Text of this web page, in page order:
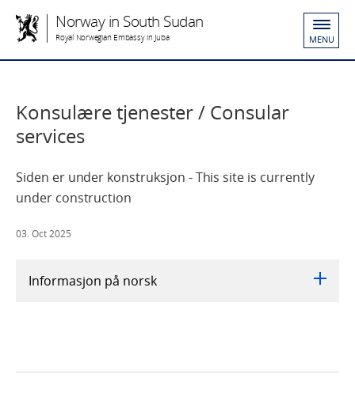
Norway in South Sudan
Royal Norwegian Embassy in Juba MENU
Konsulære tjenester / Consular
services
Siden er under konstruksjon - This site is currently
under construction
03. Oct 2025
Informasjon på norsk